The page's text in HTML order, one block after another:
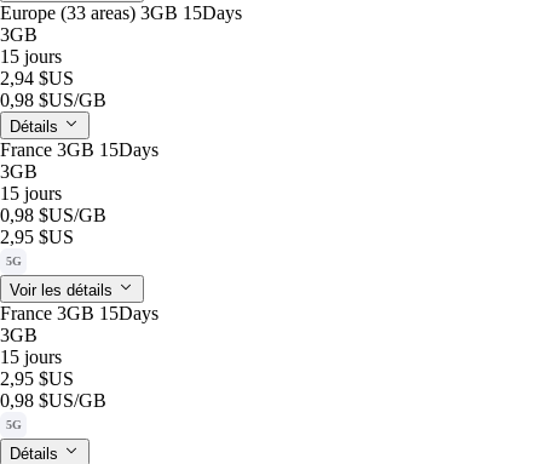
Europe (33 areas) 3GB 15Days
3GB
15 jours
2,94 $US
0,98 $US/GB
Détails
France 3GB 15Days
3GB
15 jours
0,98 $US/GB
2,95 $US
5G
Voir les détails
France 3GB 15Days
3GB
15 jours
2,95 $US
0,98 $US/GB
5G
Détails